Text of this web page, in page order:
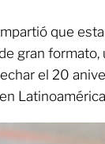
que
gran
el 20